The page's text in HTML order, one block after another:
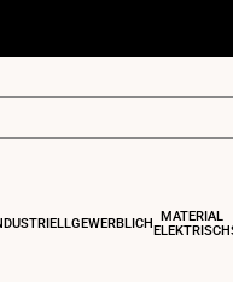
GEWERBLICH MATERIAL
ELEKTRISCH